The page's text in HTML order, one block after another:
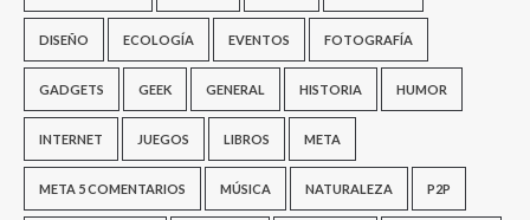
DISEÑO ECOLOGÍA EVENTOS FOTOGRAFÍA
GADGETS GEEK GENERAL HISTORIA HUMOR
INTERNET JUEGOS LIBROS META
META 5 COMENTARIOS MÚSICA NATURALEZA P2P